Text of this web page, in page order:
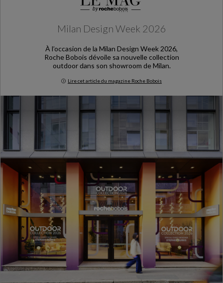
Milan Design Week 2026
À l’occasion de la Milan Design Week 2026,
Roche Bobois dévoile sa nouvelle collection
outdoor dans son showroom de Milan.
Lire cet article du magazine Roche Bobois
Milan Design Week 2026